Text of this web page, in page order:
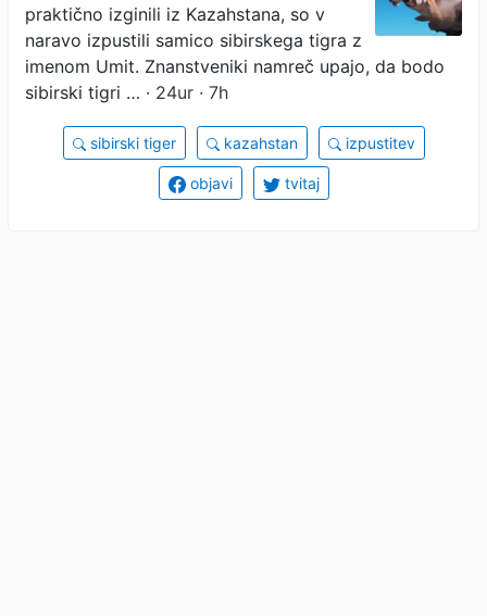
praktično izginili iz Kazahstana, so v
naravo izpustili samico sibirskega tigra z
imenom Umit. Znanstveniki namreč upajo, da bodo
sibirski tigri … · 24ur · 7h
sibirski tiger kazahstan izpustitev
objavi tvitaj